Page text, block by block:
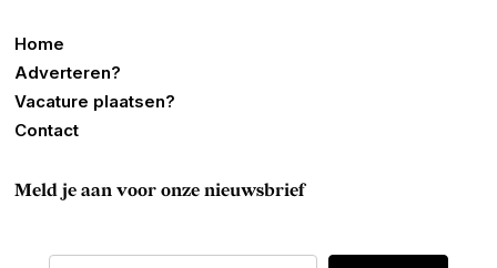
Home
Adverteren?
Vacature plaatsen?
Contact
Meld je aan voor onze nieuwsbrief